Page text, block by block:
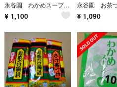
永谷園 わかめスープ 業務用 100袋
¥ 1,100 ¥ 1,090